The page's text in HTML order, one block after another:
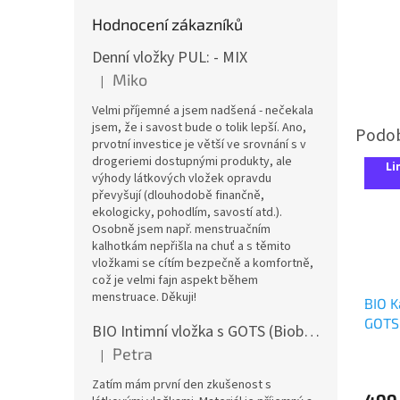
Hodnocení zákazníků
Denní vložky PUL: - MIX
Hodnocení produktu je 5 z 5 hvězdiček.
| Miko
Velmi příjemné a jsem nadšená - nečekala
jsem, že i savost bude o tolik lepší. Ano,
prvotní investice je větší ve srovnání s v
drogeriemi dostupnými produkty, ale
výhody látkových vložek opravdu
převyšují (dlouhodobě finančně,
ekologicky, pohodlím, savostí atd.).
Osobně jsem např. menstruačním
kalhotkám nepřišla na chuť a s těmito
vložkami se cítím bezpečně a komfortně,
což je velmi fajn aspekt během
menstruace. Děkuji!
BIO Intimní vložka s GOTS (Biobavlněný úplet) - Malované pivoňky v hořčicové
Hodnocení produktu je 5 z 5 hvězdiček.
| Petra
Zatím mám první den zkušenost s
BIO